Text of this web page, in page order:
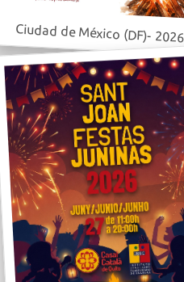
Ciudad de México (DF)- 2026